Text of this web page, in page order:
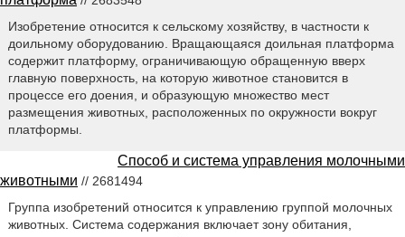
Изобретение относится к сельскому хозяйству, в частности к
доильному оборудованию. Вращающаяся доильная платформа
содержит платформу, ограничивающую обращенную вверх
главную поверхность, на которую животное становится в
процессе его доения, и образующую множество мест
размещения животных, расположенных по окружности вокруг
платформы.
Способ и система управления молочными
животными // 2681494
Группа изобретений относится к управлению группой молочных
животных. Система содержания включает зону обитания,